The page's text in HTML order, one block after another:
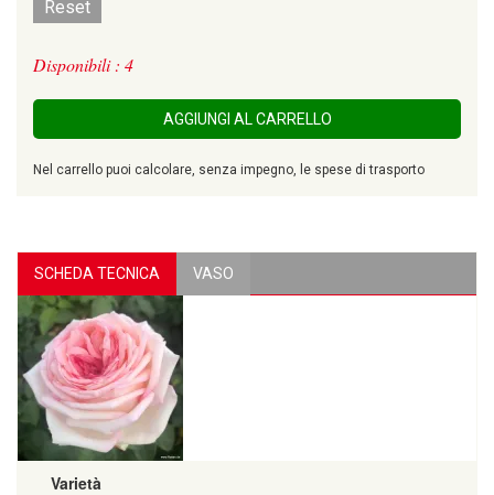
Reset
Disponibili : 4
AGGIUNGI AL CARRELLO
Nel carrello puoi calcolare, senza impegno, le spese di trasporto
SCHEDA TECNICA VASO
Varietà